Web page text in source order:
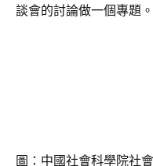
談會的討論做一個專題。
圖：中國社會科學院社